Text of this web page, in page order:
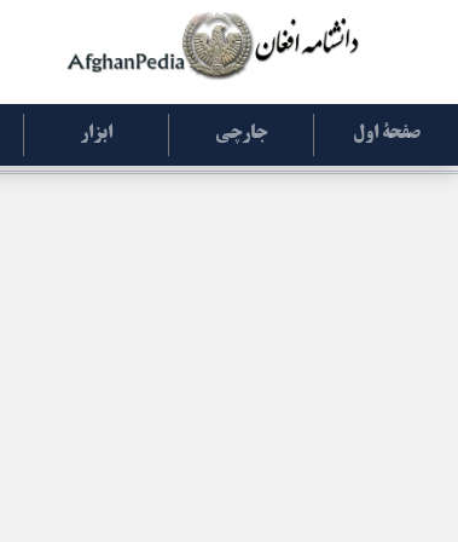
صفحۀ اول جارچی ابزار